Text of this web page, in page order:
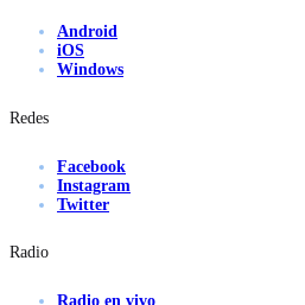
Android
iOS
Windows
Redes
Facebook
Instagram
Twitter
Radio
Radio en vivo